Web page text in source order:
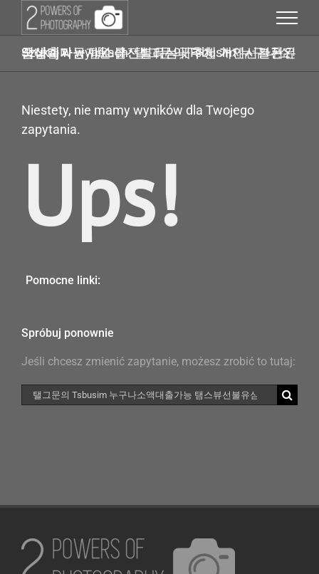
Przejdź
Szukaj w wynikach: 탤그문의 Tsbusim 누구나소액대출가능 탬스뷰선불유심내구제 거제시간편긴급생계자금지원 급전빌리는곳추천 개인선불폰유심삽니다
Niestety, nie mamy wyników dla Twojego
zapytania.
Ups!
Pomocne linki:
Spróbuj ponownie
Jeśli chcesz zmienić zapytanie, możesz zrobić to tutaj:
Szukaj